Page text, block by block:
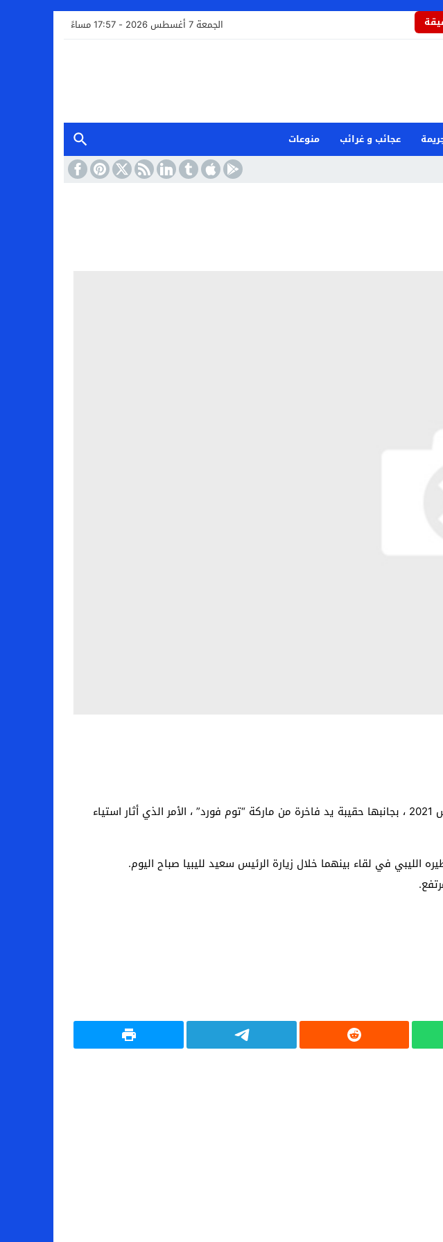
الجمعة 7 أغسطس 2026 - 17:57 مساءً
عجائب و غرائب
منوعات
ظهرت نادية عكاشة الوزيرة المستشارة لرئيس الجمهورية قيس سعيد ، اليوم الأربعاء 17 مارس 2021 ، بجانبها حقيبة يد فاخرة من ماركة “توم فورد” ، الأمر الذي أثار استياء
في لقاء بينهما خلال زيارة الرئيس سعيد لليبيا صباح اليوم.